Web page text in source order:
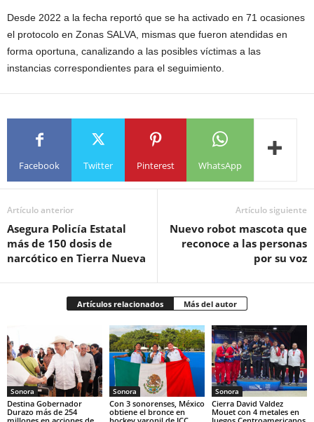
Desde 2022 a la fecha reportó que se ha activado en 71 ocasiones
el protocolo en Zonas SALVA, mismas que fueron atendidas en
forma oportuna, canalizando a las posibles víctimas a las
instancias correspondientes para el seguimiento.
Facebook Twitter Pinterest WhatsApp
Artículo anterior
Asegura Policía Estatal
más de 150 dosis de
narcótico en Tierra Nueva
Artículo siguiente
Nuevo robot mascota que
reconoce a las personas
por su voz
Artículos relacionados Más del autor
Sonora
Destina Gobernador
Durazo más de 254
Sonora
Con 3 sonorenses, México
obtiene el bronce en
Sonora
Cierra David Valdez
Mouet con 4 metales en